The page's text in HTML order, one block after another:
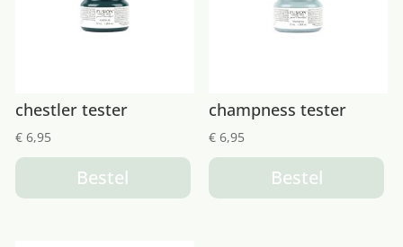
chestler tester
€6,95
Bestel
champness tester
€ 6,95
Bestel